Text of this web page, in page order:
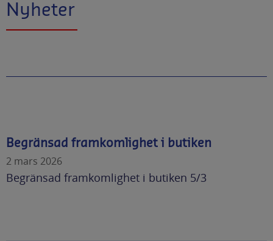
Nyheter
Begränsad framkomlighet i butiken
2 mars 2026
Begränsad framkomlighet i butiken 5/3